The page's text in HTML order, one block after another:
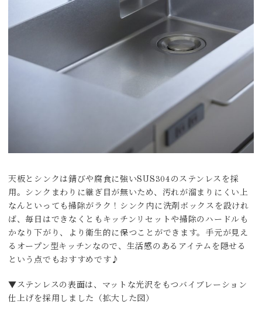
天板とシンクは錆びや腐食に強いSUS304のステンレスを採
用。シンクまわりに継ぎ目が無いため、汚れが溜まりにくい上
なんといっても掃除がラク！シンク内に洗剤ボックスを設けれ
ば、毎日はできなくともキッチンリセットや掃除のハードルも
かなり下がり、より衛生的に保つことができます。手元が見え
るオープン型キッチンなので、生活感のあるアイテムを隠せる
という点でもおすすめです♪
▼ステンレスの表面は、マットな光沢をもつバイブレーション
仕上げを採用しました（拡大した図）